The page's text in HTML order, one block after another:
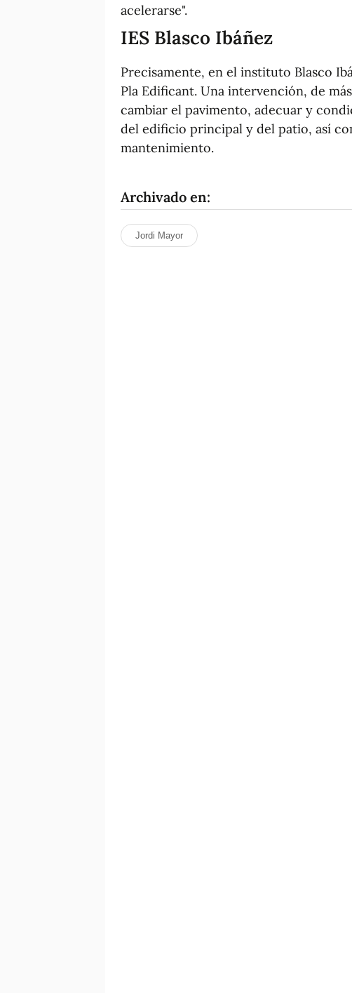
acelerarse".
IES Blasco Ibáñez
Precisamente, en el instituto Blasco
Pla Edificant. Una intervención, de
cambiar el pavimento, adecuar y
del edificio principal y del patio, así
mantenimiento.
Archivado en:
Jordi Mayor